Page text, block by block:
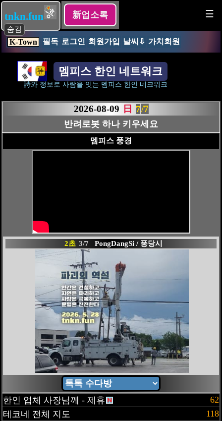
tnkn.fun 新업소록 ☰
K-Town 필독 로그인 회원가입 날씨⇩ 가치회원
멤피스 한인 네트워크
詩와 정보로 사람을 잇는 멤피스 한인 네크워크
숨김
2026-08-09 日 1/7
혜선 Jay Kim Realtor - TN
멤피스 풍경
1초 3/7 PongDangSi / 퐁당시
한인 업체 사장님께 - 제휴
62
테코네 전체 지도
118